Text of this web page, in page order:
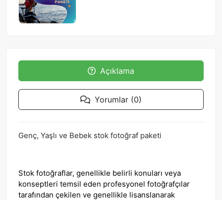
Açıklama
Yorumlar (0)
Genç, Yaşlı ve Bebek stok fotoğraf paketi
Stok fotoğraflar, genellikle belirli konuları veya
konseptleri temsil eden profesyonel fotoğrafçılar
tarafından çekilen ve genellikle lisanslanarak